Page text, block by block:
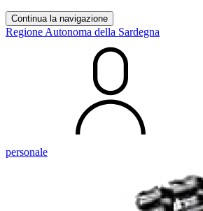
Continua la navigazione
Regione Autonoma della Sardegna
personale